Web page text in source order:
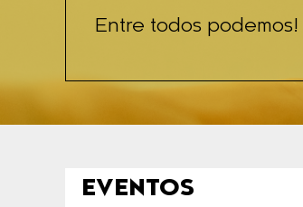
Entre todos podemos!
EVENTOS